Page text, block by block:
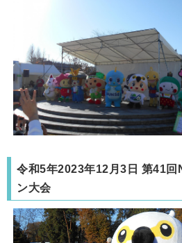
令和5年2023年12月3日 第41
ン大会